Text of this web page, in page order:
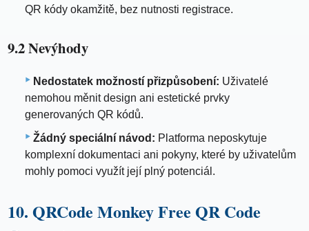
QR kódy okamžitě, bez nutnosti registrace.
9.2 Nevýhody
Nedostatek možností přizpůsobení: Uživatelé
nemohou měnit design ani estetické prvky
generovaných QR kódů.
Žádný speciální návod: Platforma neposkytuje
komplexní dokumentaci ani pokyny, které by uživatelům
mohly pomoci využít její plný potenciál.
10. QRCode Monkey Free QR Code